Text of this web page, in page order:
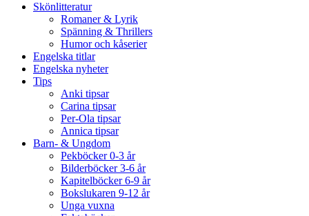
Skönlitteratur
Romaner & Lyrik
Spänning & Thrillers
Humor och kåserier
Engelska titlar
Engelska nyheter
Tips
Anki tipsar
Carina tipsar
Per-Ola tipsar
Annica tipsar
Barn- & Ungdom
Pekböcker 0-3 år
Bilderböcker 3-6 år
Kapitelböcker 6-9 år
Bokslukaren 9-12 år
Unga vuxna